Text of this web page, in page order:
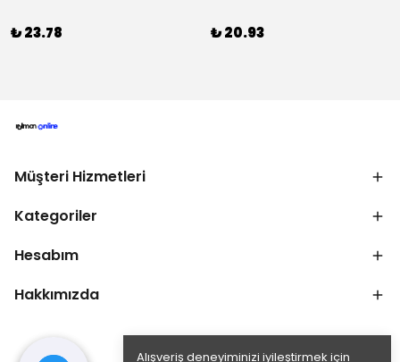
Alışveriş deneyiminizi iyileştirmek için
₺ 23.78 ₺ 20.93
Müşteri Hizmetleri
Kategoriler
Hesabım
Hakkımızda